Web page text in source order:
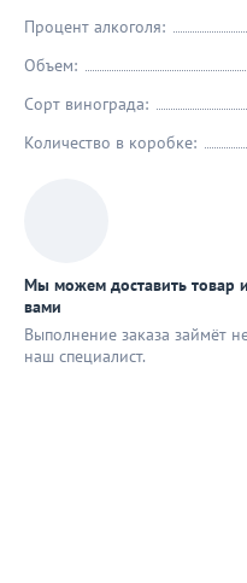
Процент алкоголя:
Объем:
Сорт винограда:
Количество в коробке:
Мы можем доставить товар
вами
Выполнение заказа займёт
наш специaлист.